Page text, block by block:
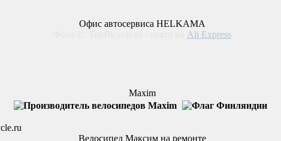
Офис автосервиса HELKAMA
Ali Express
Maxim
Велосипед Максим на ремонте